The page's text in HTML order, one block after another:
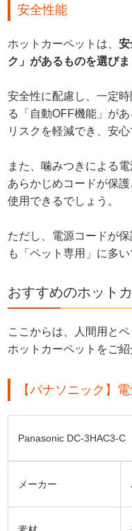
安全性能
ホットカーペットは、安
ク」があるものを選びま
安全性に配慮し、一定
る「自動OFF機能」が
リスクを軽減でき、安心
また、噛みつきによる
あらかじめコードが保
使用できるでしょう。
ただし、電源コードが
も「ペット専用」に多い
おすすめのホット
ここからは、人間用と
ホットカーペットをご紹
【パナソニック】
Panasonic
メーカー